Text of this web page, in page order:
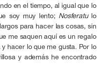
en el tiempo, al igual que lo
soy muy lento; Nosferatulo
para hacer las cosas, sin
me saquen aquí es un regalo
hacer lo que me gusta. Por lo
y además he encontrado